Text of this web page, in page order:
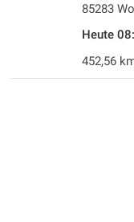
85283
Heute
452,56